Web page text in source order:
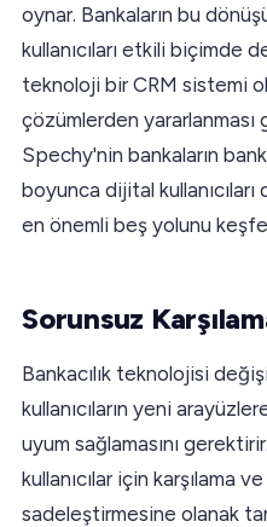
oynar. Bankaların bu
kullanıcıları etkili biçimde
teknoloji bir CRM sistemi
çözümlerden yararlanması
Spechy'nin bankaların
boyunca dijital
en önemli beş yolunu
Sorunsuz
Bankacılık teknolojisi
kullanıcıların yeni
uyum sağlamasını
kullanıcılar için karşılama
sadeleştirmesine olanak